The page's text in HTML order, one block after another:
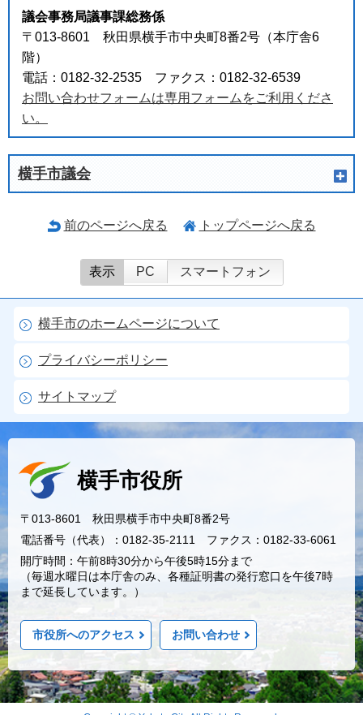
議会事務局議事課総務係
〒013-8601 秋田県横手市中央町8番2号（本庁舎6
階）
電話：0182-32-2535 ファクス：0182-32-6539
お問い合わせフォームは専用フォームをご利用くださ
い。
横手市議会
前のページへ戻る トップページへ戻る
表示 PC スマートフォン
横手市のホームページについて
プライバシーポリシー
サイトマップ
横手市役所
〒013-8601 秋田県横手市中央町8番2号
電話番号（代表）：0182-35-2111 ファクス：0182-33-6061
開庁時間：午前8時30分から午後5時15分まで
（毎週水曜日は本庁舎のみ、各種証明書の発行窓口を午後7時
まで延長しています。）
市役所へのアクセス お問い合わせ